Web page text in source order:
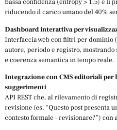
bassa confidenza (entropy > 1.5) e li
riducendo il carico umano del 40%
Dashboard interattiva per
Interfaccia web con filtri per
autore, periodo e registro,
e coerenza semantica in tempo reale.
Integrazione con CMS editoriali per
suggerimenti
API REST che, al rilevamento di
revisione (es. “Questo post presenta
contesto formale – revisionare?”)